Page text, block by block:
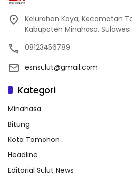
Kelurahan Koya, Kecamatan
Kabupaten Minahasa,
08123456789
esnsulut@gmail.com
Kategori
Minahasa
Bitung
Kota Tomohon
Headline
Editorial Sulut News